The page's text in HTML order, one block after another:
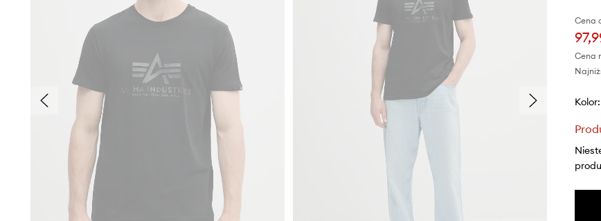
Cena
Cena
Kolor: